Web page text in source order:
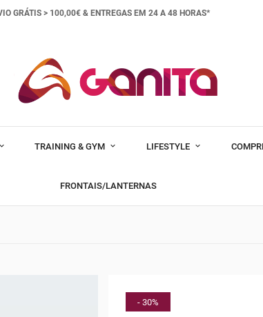
GRÁTIS > 100,00€ & ENTREGAS EM 24 A 48 HORAS*
TRAINING & GYM LIFESTYLE
FRONTAIS/LANTERNAS
- 30%